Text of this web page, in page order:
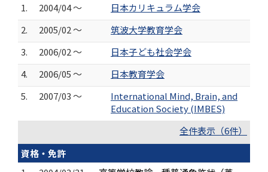
1.
2004/04 ～
日本カリキュラム学会
2.
2005/02 ～
筑波大学教育学会
3.
2006/02 ～
日本子ども社会学会
4.
2006/05 ～
日本教育学会
5.
2007/03 ～
International Mind, Brain, and
Education Society (IMBES)
全件表示（6件）
資格・免許